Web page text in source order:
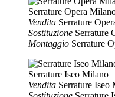
Serrature Opera
Vendita Serrature
Sostituzione Serrature
Montaggio Serrature
Serrature Iseo Milano
Vendita Serrature Iseo